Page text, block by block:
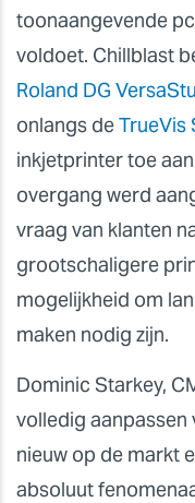
toonaangevende
voldoet. Chillblast
Roland DG
onlangs deTrueVis
inkjetprinter toe
overgang werd
vraag van klanten
grootschaligere
mogelijkheid om
maken nodig zijn.
Dominic Starkey,
volledig aanpassen
nieuw op de markt
absoluut